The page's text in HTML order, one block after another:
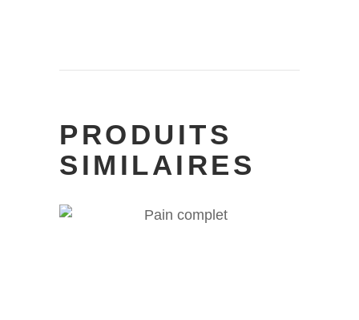
PRODUITS
SIMILAIRES